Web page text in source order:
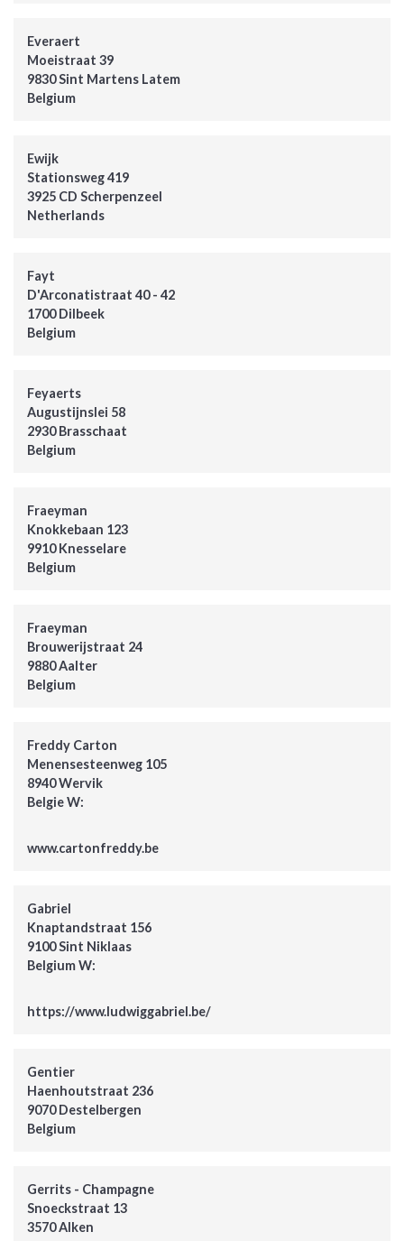
Everaert
Moeistraat 39
9830 Sint Martens Latem
Belgium
Ewijk
Stationsweg 419
3925 CD Scherpenzeel
Netherlands
Fayt
D'Arconatistraat 40 - 42
1700 Dilbeek
Belgium
Feyaerts
Augustijnslei 58
2930 Brasschaat
Belgium
Fraeyman
Knokkebaan 123
9910 Knesselare
Belgium
Fraeyman
Brouwerijstraat 24
9880 Aalter
Belgium
Freddy Carton
Menensesteenweg 105
8940 Wervik
Belgie W:
www.cartonfreddy.be
Gabriel
Knaptandstraat 156
9100 Sint Niklaas
Belgium W:
https://www.ludwiggabriel.be/
Gentier
Haenhoutstraat 236
9070 Destelbergen
Belgium
Gerrits - Champagne
Snoeckstraat 13
3570 Alken